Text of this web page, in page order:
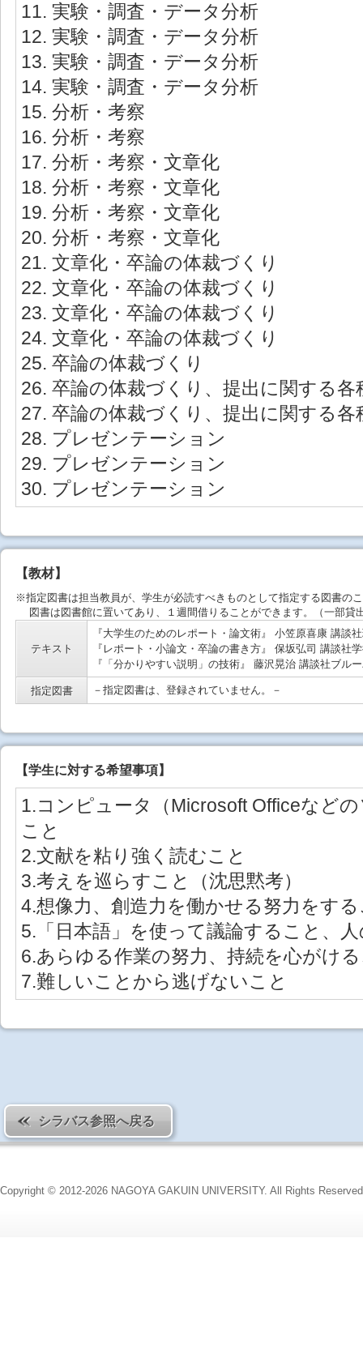
11. 実験・調査・データ分析
12. 実験・調査・データ分析
13. 実験・調査・データ分析
14. 実験・調査・データ分析
15. 分析・考察
16. 分析・考察
17. 分析・考察・文章化
18. 分析・考察・文章化
19. 分析・考察・文章化
20. 分析・考察・文章化
21. 文章化・卒論の体裁づくり
22. 文章化・卒論の体裁づくり
23. 文章化・卒論の体裁づくり
24. 文章化・卒論の体裁づくり
25. 卒論の体裁づくり
26. 卒論の体裁づくり、提出に関する各
27. 卒論の体裁づくり、提出に関する各
28. プレゼンテーション
29. プレゼンテーション
30. プレゼンテーション
【教材】
※指定図書は担当教員が、学生が必読すべきものとして指定する図書の
図書は図書館に置いてあり、１週間借りることができます。（一部貸
テキスト
『大学生のためのレポート・論文術』 小笠原喜康 講談
『レポート・小論文・卒論の書き方』 保坂弘司 講談社
『「分かりやすい説明」の技術』 藤沢晃治 講談社ブル
指定図書 －指定図書は、登録されていません。－
【学生に対する希望事項】
1.コンピュータ（Microsoft Officeなど
こと
2.文献を粘り強く読むこと
3.考えを巡らすこと（沈思黙考）
4.想像力、創造力を働かせる努力をす
5.「日本語」を使って議論すること、
6.あらゆる作業の努力、持続を心がけ
7.難しいことから逃げないこと
シラバス参照へ戻る
Copyright © 2012-2026 NAGOYA GAKUIN UNIVERSITY. All Rights